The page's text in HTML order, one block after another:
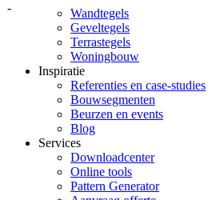
-
Wandtegels
Geveltegels
Terrastegels
Woningbouw
Inspiratie
Referenties en case-studies
Bouwsegmenten
Beurzen en events
Blog
Services
Downloadcenter
Online tools
Pattern Generator